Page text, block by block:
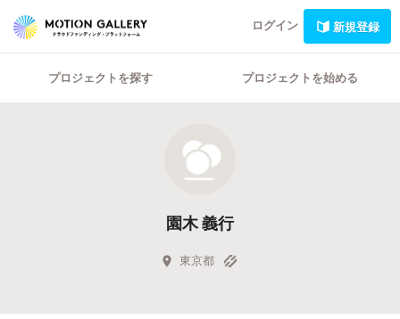
ログイン 新規登録
プロジェクトを探す プロジェクトを始める
園木 義行
東京都